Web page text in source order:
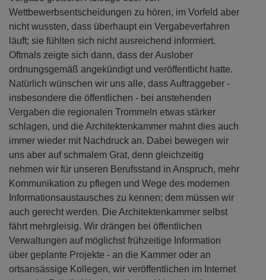
Wettbewerbsentscheidungen zu hören, im Vorfeld aber
nicht wussten, dass überhaupt ein Vergabeverfahren
läuft; sie fühlten sich nicht ausreichend informiert.
Oftmals zeigte sich dann, dass der Auslober
ordnungsgemäß angekündigt und veröffentlicht hatte.
Natürlich wünschen wir uns alle, dass Auftraggeber -
insbesondere die öffentlichen - bei anstehenden
Vergaben die regionalen Trommeln etwas stärker
schlagen, und die Architektenkammer mahnt dies auch
immer wieder mit Nachdruck an. Dabei bewegen wir
uns aber auf schmalem Grat, denn gleichzeitig
nehmen wir für unseren Berufsstand in Anspruch, mehr
Kommunikation zu pflegen und Wege des modernen
Informationsaustausches zu kennen; dem müssen wir
auch gerecht werden. Die Architektenkammer selbst
fährt mehrgleisig. Wir drängen bei öffentlichen
Verwaltungen auf möglichst frühzeitige Information
über geplante Projekte - an die Kammer oder an
ortsansässige Kollegen, wir veröffentlichen im Internet